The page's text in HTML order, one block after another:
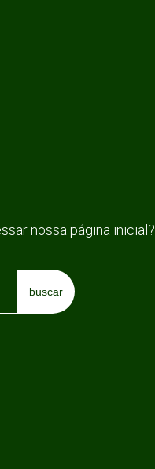
nossa página inicial?